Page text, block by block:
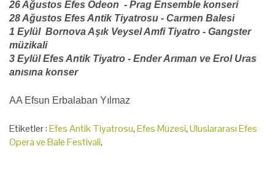
26 Ağustos Efes Odeon - Prag Ensemble konseri
28 Ağustos Efes Antik Tiyatrosu - Carmen Balesi
1 Eylül Bornova Aşık Veysel Amfi Tiyatro - Gangster
müzikali
3 Eylül Efes Antik Tiyatro - Ender Arıman ve Erol Uras
anısına konser
AA Efsun Erbalaban Yılmaz
Etiketler :Efes Antik Tiyatrosu,Efes Müzesi,Uluslararası Efes
Opera ve Bale Festivali,